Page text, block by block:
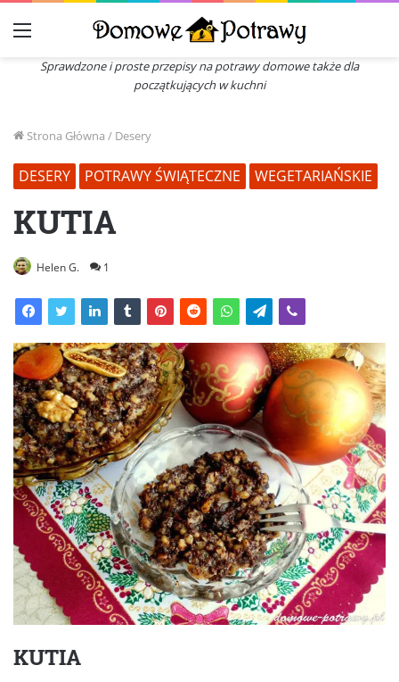
Menu
Sprawdzone i proste przepisy na potrawy domowe także dla
początkujących w kuchni
Strona Główna / Desery
DESERY POTRAWY ŚWIĄTECZNE WEGETARIAŃSKIE
KUTIA
Helen G. 1
KUTIA